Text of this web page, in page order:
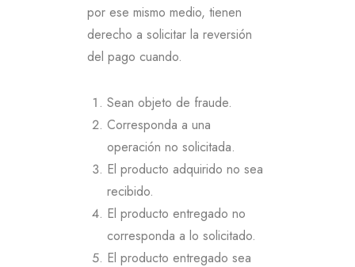
por ese mismo medio, tienen
derecho a solicitar la reversión
del pago cuando.
Sean objeto de fraude.
Corresponda a una
operación no solicitada.
El producto adquirido no sea
recibido.
El producto entregado no
corresponda a lo solicitado.
El producto entregado sea